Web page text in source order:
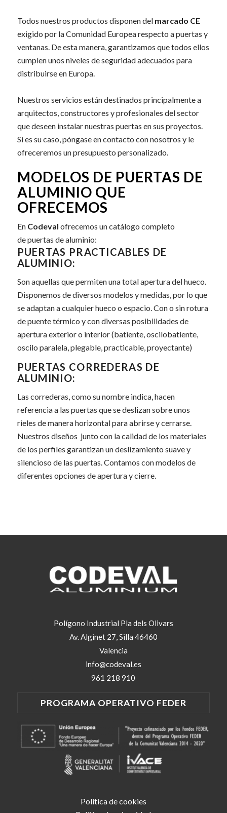
Todos nuestros productos disponen delmarcado CE
exigido por la Comunidad Europea respecto a puertas y
ventanas. De esta manera, garantizamos que todos ellos
cumplen unos niveles de seguridad adecuados para
distribuirse en Europa.
Nuestros servicios están destinados principalmente a
arquitectos, constructores y profesionales del sector
que deseen instalar nuestras puertas en sus proyectos.
Si es su caso, póngase en contacto con nosotros y le
ofreceremos un presupuesto personalizado.
MODELOS DE PUERTAS DE
ALUMINIO QUE
OFRECEMOS
En Codeval ofrecemos un catálogo completo
depuertas de aluminio:
PUERTAS PRACTICABLES DE
ALUMINIO:
Son aquellas que permiten una total apertura del hueco.
Disponemos de diversos modelos y medidas, por lo que
se adaptan a cualquier hueco o espacio. Con o sin rotura
de puente térmico y con diversas posibilidades de
apertura exterior o interior (batiente, oscilobatiente,
oscilo paralela, plegable, practicable, proyectante)
PUERTAS CORREDERAS DE
ALUMINIO:
Las correderas, como su nombre indica, hacen
referencia a las puertas que se deslizan sobre unos
rieles de manera horizontal para abrirse y cerrarse.
Nuestros diseños junto con la calidad de los materiales
de los perfiles garantizan un deslizamiento suave y
silencioso de las puertas. Contamos con modelos de
diferentes opciones de apertura y cierre.
Polígono Industrial Pla dels Olivars
Av. Alginet 27, Silla 46460
Valencia
info@codeval.es
961 218 910
PROGRAMA OPERATIVO FEDER
Política de cookies